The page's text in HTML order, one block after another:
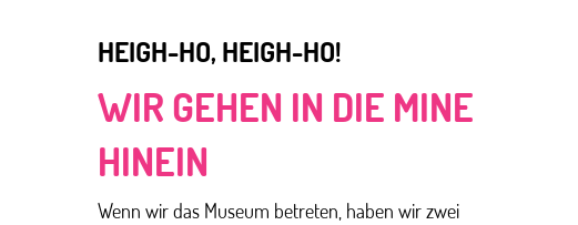
HEIGH-HO, HEIGH-HO!
WIR GEHEN IN DIE MINE
HINEIN
Wenn wir das Museum betreten, haben wir zwei